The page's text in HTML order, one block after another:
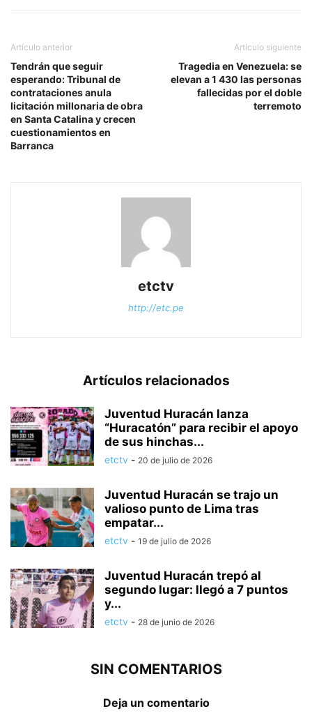
Artículo anterior
Tendrán que seguir
esperando: Tribunal de
contrataciones anula
licitación millonaria de obra
en Santa Catalina y crecen
cuestionamientos en
Barranca
Artículo siguiente
Tragedia en Venezuela: se
elevan a 1 430 las personas
fallecidas por el doble
terremoto
etctv
http://etc.pe
Artículos relacionados
Juventud Huracán lanza
“Huracatón” para recibir el apoyo
de sus hinchas...
etctv - 20 de julio de 2026
Juventud Huracán se trajo un
valioso punto de Lima tras
empatar...
etctv - 19 de julio de 2026
Juventud Huracán trepó al
segundo lugar: llegó a 7 puntos
y...
etctv - 28 de junio de 2026
SIN COMENTARIOS
Deja un comentario